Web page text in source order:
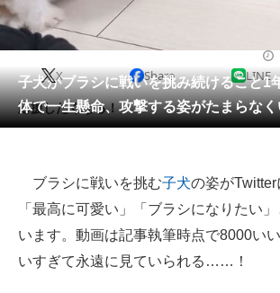
住まい
会員記事
メディア
ITの今と未来を見通す
スマホと通信の最新トレンド
進化するPCとデバイスの未来
子犬がブラシに戦いを挑み続けるこ
体で一生懸命、攻撃する姿がたまらな
X Share LINE
応援したくなる！
ブラシに戦いを挑む子犬の姿がTwitter
「最高に可愛い」「ブラシになりたい
います。動画は記事執筆時点で8000い
いすぎて永遠に見ていられる……！